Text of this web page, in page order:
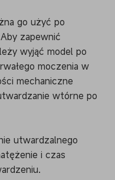
go użyć po
zapewnić
wyjąć model po
moczenia w
mechaniczne
wtórne po
utwardzalnego
i czas